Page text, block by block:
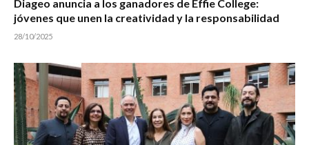
Diageo anuncia a los ganadores de Effie College:
jóvenes que unen la creatividad y la responsabilidad
28/10/2025